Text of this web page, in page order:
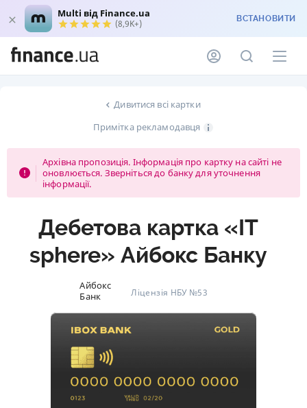
Multi від Finance.ua
(8,9K+) ВСТАНОВИТИ
Дивитися всі картки
Примітка рекламодавця
Архівна пропозиція. Інформація про картку на сайті не
оновлюється. Зверніться до банку для уточнення
інформації.
Дебетова картка «IT
sphere» Айбокс Банку
Айбокс
Банк
Ліцензія НБУ №53